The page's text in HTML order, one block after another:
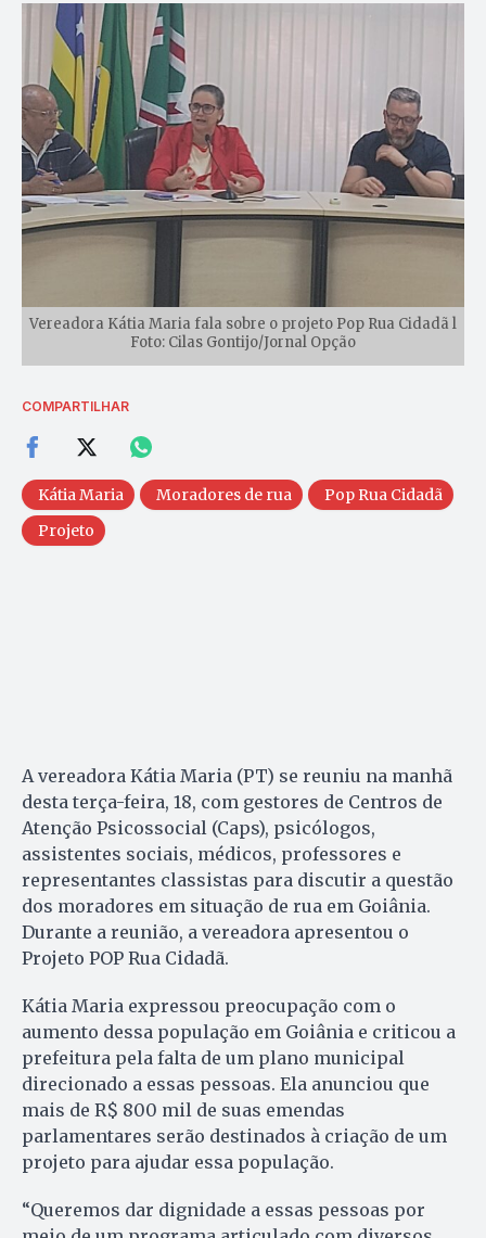
Vereadora Kátia Maria fala sobre o projeto Pop Rua Cidadã l
Foto: Cilas Gontijo/Jornal Opção
COMPARTILHAR
Kátia Maria Moradores de rua
Pop Rua Cidadã
Projeto
A vereadora Kátia Maria (PT) se reuniu na manhã
desta terça-feira, 18, com gestores de Centros de
Atenção Psicossocial (Caps), psicólogos,
assistentes sociais, médicos, professores e
representantes classistas para discutir a questão
dos moradores em situação de rua em Goiânia.
Durante a reunião, a vereadora apresentou o
Projeto POP Rua Cidadã.
Kátia Maria expressou preocupação com o
aumento dessa população em Goiânia e criticou a
prefeitura pela falta de um plano municipal
direcionado a essas pessoas. Ela anunciou que
mais de R$ 800 mil de suas emendas
parlamentares serão destinados à criação de um
projeto para ajudar essa população.
“Queremos dar dignidade a essas pessoas por